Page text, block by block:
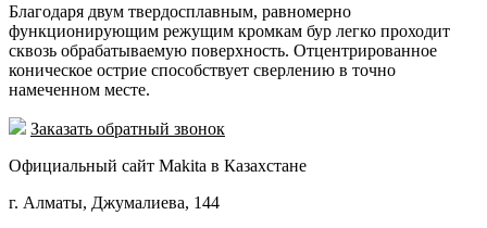
Благодаря двум твердосплавным, равномерно
функционирующим режущим кромкам бур легко проходит
сквозь обрабатываемую поверхность. Отцентрированное
коническое острие способствует сверлению в точно
намеченном месте.
Заказать обратный звонок
Официальный сайт Makita в Казахстане
г. Алматы, Джумалиева, 144